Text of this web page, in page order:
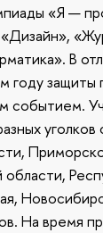
«Я —
В
году защиты
событием.
уголков
На время